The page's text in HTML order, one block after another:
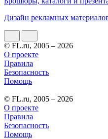
Дизайн рекламных
© FL.ru, 2005 – 2026
О проекте
Правила
Безопасность
Помощь
© FL.ru, 2005 – 2026
О проекте
Правила
Безопасность
Помощь